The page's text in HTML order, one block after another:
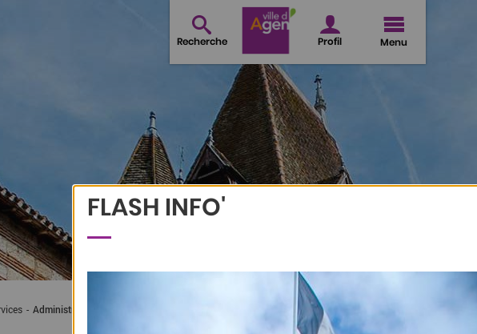
Recherche Profil Menu
Administration de la Direction Générale
FLASH INFO'